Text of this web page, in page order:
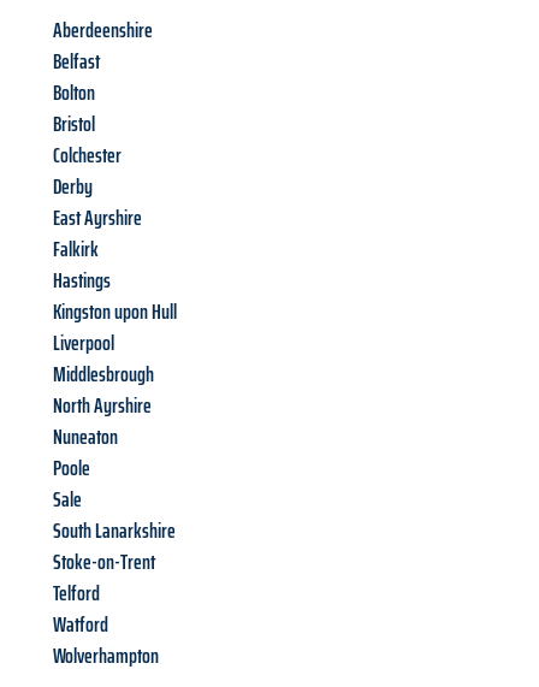
Aberdeenshire
Belfast
Bolton
Bristol
Colchester
Derby
East Ayrshire
Falkirk
Hastings
Kingston upon Hull
Liverpool
Middlesbrough
North Ayrshire
Nuneaton
Poole
Sale
South Lanarkshire
Stoke-on-Trent
Telford
Watford
Wolverhampton